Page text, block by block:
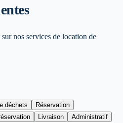
nos services de location de
déchets
Réservation
Livraison
Administratif